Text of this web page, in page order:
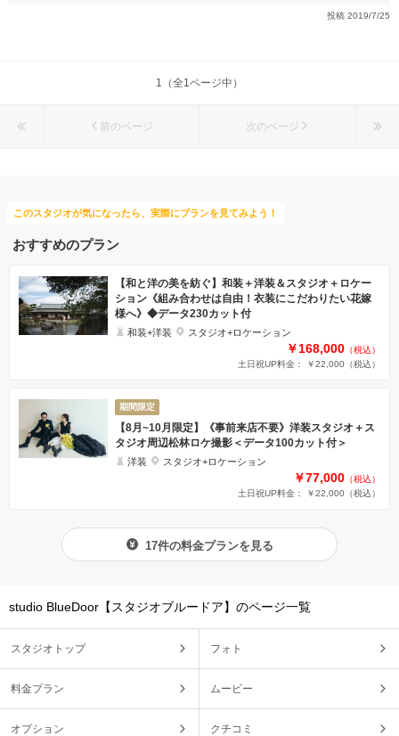
投稿 2019/7/25
1（全1ページ中）
前のページ 次のページ
このスタジオが気になったら、実際にプランを見てみよう！
おすすめのプラン
【和と洋の美を紡ぐ】和装＋洋装＆スタジオ＋ロケー
ション《組み合わせは自由！衣装にこだわりたい花嫁
様へ》◆データ230カット付
和装+洋装 スタジオ+ロケーション
￥168,000 （税込）
土日祝UP料金： ￥22,000 （税込）
期間限定
【8月~10月限定】《事前来店不要》洋装スタジオ＋ス
タジオ周辺松林ロケ撮影＜データ100カット付＞
洋装 スタジオ+ロケーション
￥77,000 （税込）
土日祝UP料金： ￥22,000 （税込）
17件の料金プランを見る
studio BlueDoor【スタジオブルードア】のページ一覧
スタジオトップ フォト
料金プラン ムービー
オプション クチコミ